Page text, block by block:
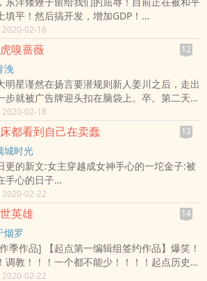
懦的人鱼。”祁南：“你特么在逗我”体型美攻
者专注体型美强三十年对，你没看错，作者专
美强，但凡在文章里出现了相貌英俊，身材高
，不用怀疑，那一定是受只要牢记这一点，小
不担心会逆西皮
填平！然后搞开发，增加GDP！
，血战到底！正面对决，有我无敌！
煤矿万人坑重生，必将从万人坑杀起。不一般
诉说一段很多人选择遗忘的历史。
他为叛军！伪满洲国宣布他为叛逆！但他什么
，活着的唯一目的，就是要把矮矬子在华夏制
坑，重新还给矮矬子！以彼之道，还施彼身！
当中，选择杀出一条血路，为的是告诉大家不
痛的教训！
有真有假，请勿对号入座
2020-02-16
嗅蔷薇 12
浼
明星谨然在扬言要潜规则新人姜川之后，走出
步就被广告牌迎头扣在脑袋上。卒。第二天谨
己重生成一只仓鼠，还是最没脾气的品种奶
遇见了姜川，只不过这次他在笼子里。谨然：
叽叽选我叽叽选我”姜川：“这只蹦来蹦去的
贼眉鼠眼。”谨然：“”姜川：“就它了。”第川买
鼠回家，给它取名叫“阿肥”。因为担心阿肥寂
买了一只仓鼠陪它。可是阿肥看起来不是很高
。阿肥：两只仓鼠合笼养姜川，你是猪吗这一
守护主人与地盘的仓鼠保卫战就此打响。避雷
娱乐
2020-02-18
都看到自己在卖蠢 13
城时光
更的新文:女主穿越成女神手心的一坨金子:被
手心的日子
杀的。
，她一个人顶着所有的压力应对父亲留下的烂
候，她没有想过死亡。
，她被迷晕了送到了对家的时候，她没有想过
保护得好好的大小姐变成继母的交易工具，她
齿，艰难地活了下来。
2020-02-22
英雄 14
烟罗
季作品] 【起点第一编辑组签约作品】爆笑！
调­‌教‌！！！一个都不能少！！！！起点历史上
一票兄弟！最骠悍的女性角色！！一场逆天的
2020-02-22